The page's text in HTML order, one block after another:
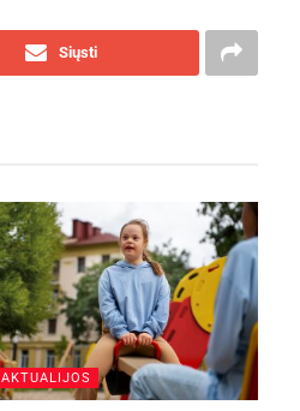
Siųsti
AKTUALIJOS